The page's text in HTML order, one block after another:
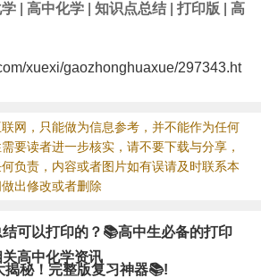
| 高中化学| 知识点总结| 打印版
高
xuexi/gaozhonghuaxue/297343.ht
网，只能做为信息参考，并不能作为任何
要读者进一步核实，请不要下载与分享，
负责，内容或者图片如有误请及时联系本
出修改或者删除
可以打印的？📚高中生必备的打印
高中化学资讯
揭秘！完整版复习神器📚!